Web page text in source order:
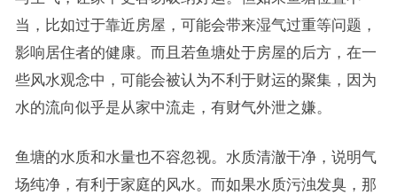
当，比如过于靠近房屋，可能会带来湿气过重等问题，
影响居住者的健康。而且若鱼塘处于房屋的后方，在一
些风水观念中，可能会被认为不利于财运的聚集，因为
水的流向似乎是从家中流走，有财气外泄之嫌。
鱼塘的水质和水量也不容忽视。水质清澈干净，说明气
场纯净，有利于家庭的风水。而如果水质污浊发臭，那